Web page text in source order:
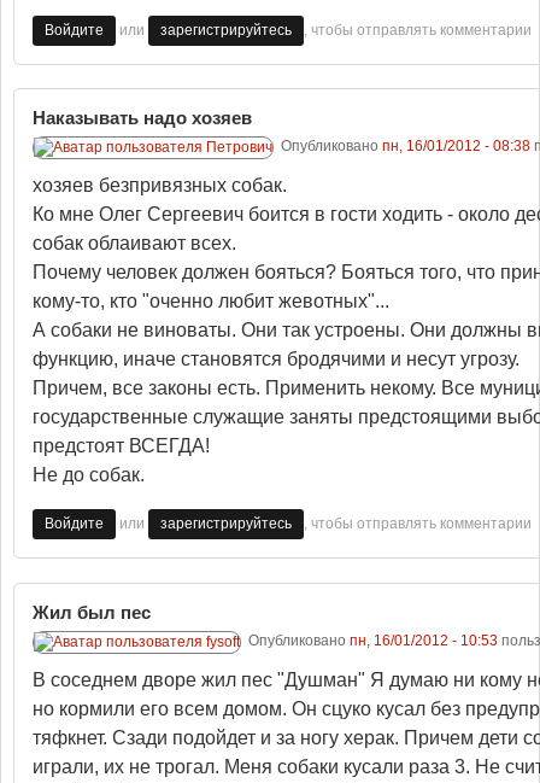
Войдите или зарегистрируйтесь , чтобы отправлять комментарии
Наказывать надо хозяев
Опубликовано пн, 16/01/2012 - 08:38
хозяев безпривязных собак.
Ко мне Олег Сергеевич боится в гости ходить - около
собак облаивают всех.
Почему человек должен бояться? Бояться того, что
кому-то, кто "оченно любит жевотных"...
А собаки не виноваты. Они так устроены. Они должны
функцию, иначе становятся бродячими и несут угрозу.
Причем, все законы есть. Применить некому. Все
государственные служащие заняты предстоящими
предстоят ВСЕГДА!
Не до собак.
Войдите или зарегистрируйтесь , чтобы отправлять комментарии
Жил был пес
Опубликовано пн, 16/01/2012 - 10:53
В соседнем дворе жил пес "Душман" Я думаю ни кому
но кормили его всем домом. Он сцуко кусал без
тяфкнет. Сзади подойдет и за ногу херак. Причем дети
играли, их не трогал. Меня собаки кусали раза 3. Не